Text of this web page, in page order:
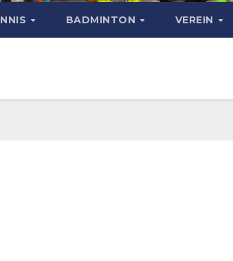
BADMINTON VEREIN